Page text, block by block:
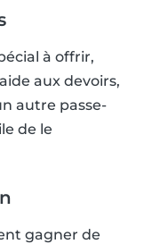
à offrir,
aux devoirs,
autre passe-
de le
gagner de